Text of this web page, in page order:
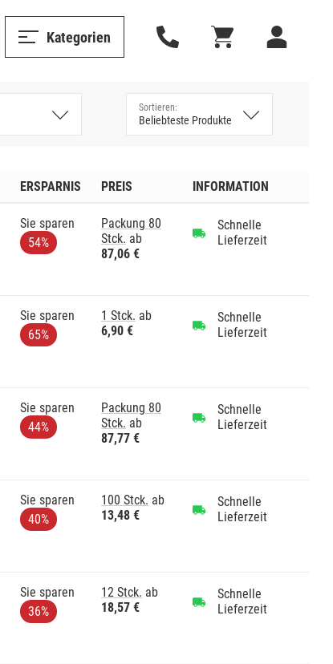
Kategorien
ERSPARNIS PREIS INFORMATION
Sie sparen
54%
Packung 80
Stck. ab
87,06 €
Schnelle
Lieferzeit
Sie sparen
65%
1 Stck. ab
6,90 €
Schnelle
Lieferzeit
Sie sparen
44%
Packung 80
Stck. ab
87,77 €
Schnelle
Lieferzeit
Sie sparen
40%
100 Stck. ab
13,48 €
Schnelle
Lieferzeit
Sie sparen
36%
12 Stck. ab
18,57 €
Schnelle
Lieferzeit